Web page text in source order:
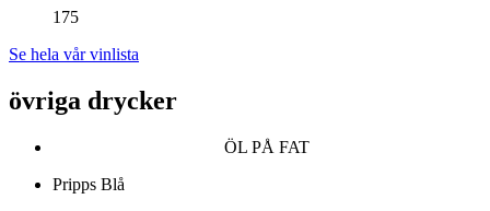
175
Se hela vår vinlista
övriga drycker
ÖL PÅ FAT
Pripps Blå